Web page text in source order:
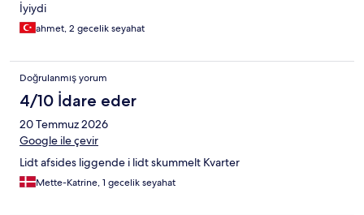
İyiydi
ahmet, 2 gecelik seyahat
Doğrulanmış yorum
4/10 İdare eder
20 Temmuz 2026
Google ile çevir
Lidt afsides liggende i lidt skummelt Kvarter
Mette-Katrine, 1 gecelik seyahat